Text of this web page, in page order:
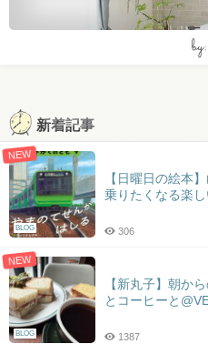
by:
新着記事
NEW
BLOG
【日曜日の絵本
乗りたくなる楽
306
NEW
BLOG
【新丸子】朝か
とコーヒーと
1387